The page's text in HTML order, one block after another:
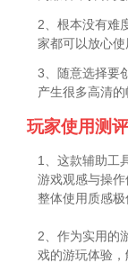
2、根本没有难
家都可以放心使
3、随意选择要
产生很多高清的
玩家使用测
1、这款辅助工
游戏观感与操
整体使用质感极
2、作为实用的
戏的游玩体验